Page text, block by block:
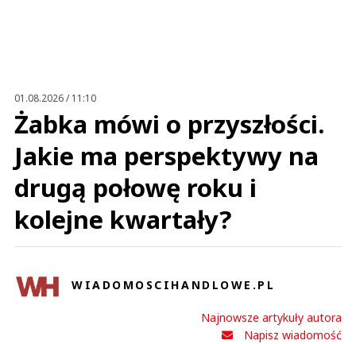
01.08.2026 / 11:10
Żabka mówi o przyszłości.
Jakie ma perspektywy na
drugą połowę roku i
kolejne kwartały?
WIADOMOSCIHANDLOWE.PL
Najnowsze artykuły autora
Napisz wiadomość